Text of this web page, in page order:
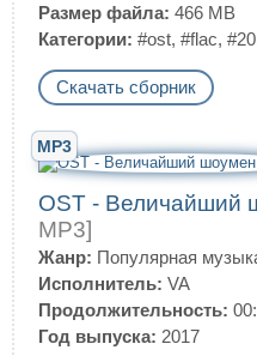
Размер файла: 466 MB
Категории: #ost, #flac,
Скачать сборник
MP3
OST - Величайший
MP3]
Жанр: Популярная
Исполнитель: VA
Продолжительность:
Год выпуска: 2017